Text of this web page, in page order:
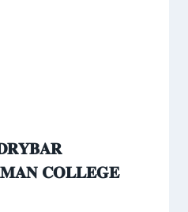
𝐂𝐎𝐋𝐋𝐄𝐆𝐄